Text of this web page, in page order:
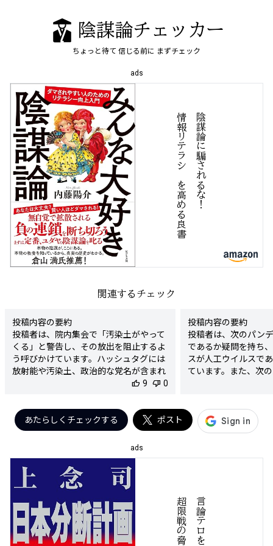
陰謀論チェッカー
ちょっと待て 信じる前に まずチェック
ads
陰
謀
論
に
騙
さ
れ
る
な
！
情
報
リ
テ
ラ
シ
ー
を
高
め
良
書
関連するチェック
投稿内容の要約
投稿者は、院内集会で「汚染土がやって
くる」と警告し、その放出を阻止するよ
う呼びかけています。ハッシュタグには
放射能や汚染土、政治的な党名が含まれ
検出された陰謀要素
- 「汚染土」という表現に対する危惧
- 放射能に関連する内容を強調し、危険
陰謀度
★★★★☆
この投稿は、放射能や「汚染土」という
表現を用いて恐怖を煽る形で、実際の事
実関係に基づかない懸念を提起していま
す。特に、汚染土の全国への放出を恐れ
thumb_up 9 thumb_down 0
投稿内容の要約
投稿者は、次のパン
であるか疑問を持ち
スが人工ウイルスで
ています。また、次
検出された陰謀要素
- 新型コロナウイル
- 次のパンデミックの
陰謀度
的に作られた可能性
デミックに関連する
す。人工ウイルス説
を招く可能性が高い
あたらしくチェックする ポスト
ads